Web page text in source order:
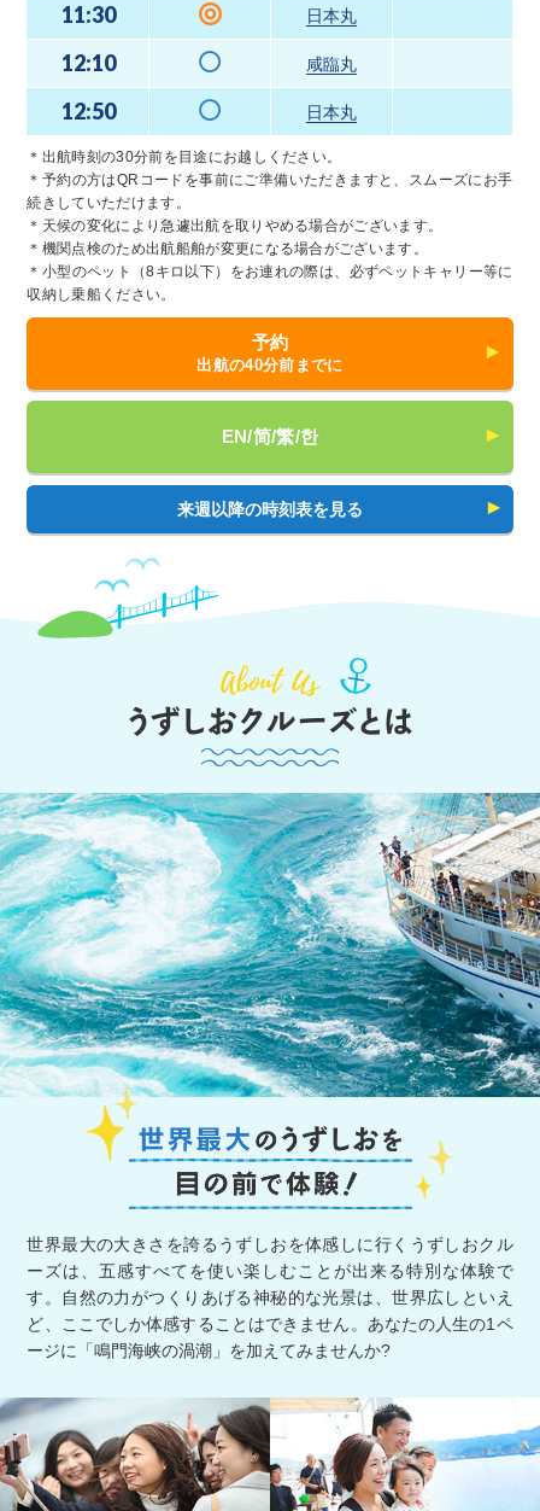
11:30 日本丸
12:10 咸臨丸
12:50 日本丸
12:50 日本丸
13:30 咸臨丸
14:10 日本丸
14:10 日本丸
14:50 咸臨丸
15:30 日本丸
14:50 咸臨丸
15:30 日本丸
16:10 咸臨丸
14:50 咸臨丸
15:30 日本丸
16:10 咸臨丸
11:30 日本丸
14:50 咸臨丸
15:30 日本丸
16:10 咸臨丸
16:50
17:30 咸臨丸 Web予約可
11:30 日本丸
12:10 咸臨丸
12:50 日本丸
16:10 咸臨丸
16:50
17:30 咸臨丸 Web予約可
＊出航時刻の30分前を目途にお越しください。
＊予約の方はQRコードを事前にご準備いただきますと、スムーズにお手
続きしていただけます。
＊天候の変化により急遽出航を取りやめる場合がございます。
＊機関点検のため出航船舶が変更になる場合がございます。
＊小型のペット（8キロ以下）をお連れの際は、必ずペットキャリー等に
収納し乗船ください。
予約
出航の40分前までに
EN/简/繁/한
来週以降の時刻表を見る
世界最大の大きさを誇るうずしおを体感しに行くうずしおクル
ーズは、五感すべてを使い楽しむことが出来る特別な体験で
す。自然の力がつくりあげる神秘的な光景は、世界広しといえ
ど、ここでしか体感することはできません。あなたの人生の1ペ
ージに「鳴門海峡の渦潮」を加えてみませんか?